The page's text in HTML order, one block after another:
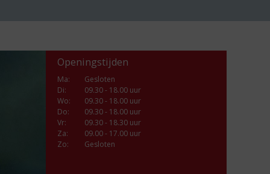
Openingstijden
Ma:
Gesloten
Di:
09.30 - 18.00 uur
Wo:
09.30 - 18.00 uur
Do:
09.30 - 18.00 uur
Vr:
09.30 - 18.30 uur
Za:
09.00 - 17.00 uur
Zo:
Gesloten